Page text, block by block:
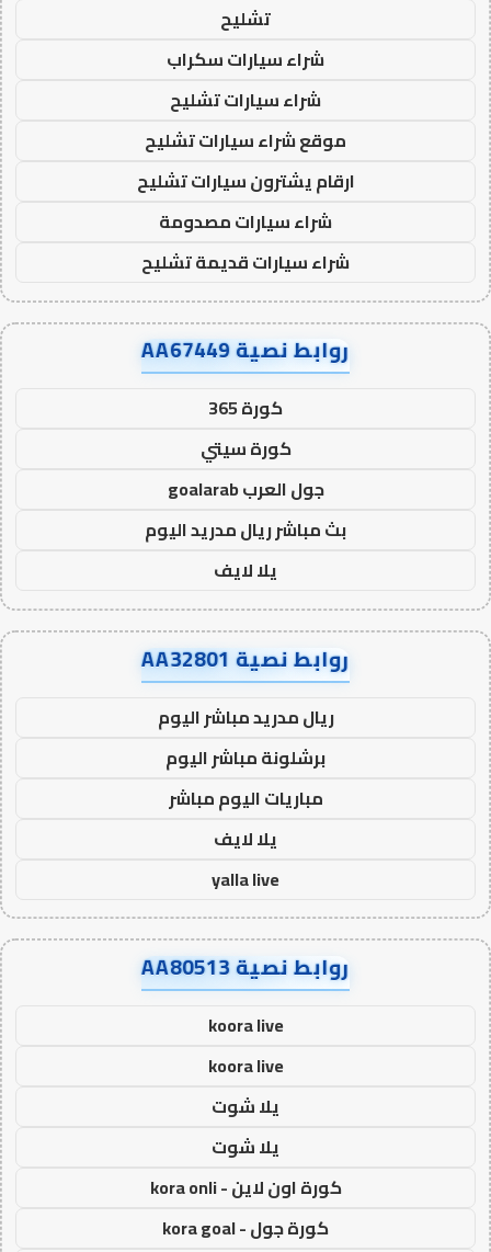
تشليح
شراء سيارات سكراب
شراء سيارات تشليح
موقع شراء سيارات تشليح
ارقام يشترون سيارات تشليح
شراء سيارات مصدومة
شراء سيارات قديمة تشليح
روابط نصية AA67449
كورة 365
كورة سيتي
جول العرب goalarab
بث مباشر ريال مدريد اليوم
يلا لايف
روابط نصية AA32801
ريال مدريد مباشر اليوم
برشلونة مباشر اليوم
مباريات اليوم مباشر
يلا لايف
yalla live
روابط نصية AA80513
koora live
koora live
يلا شوت
يلا شوت
كورة اون لاين - kora onli
كورة جول - kora goal